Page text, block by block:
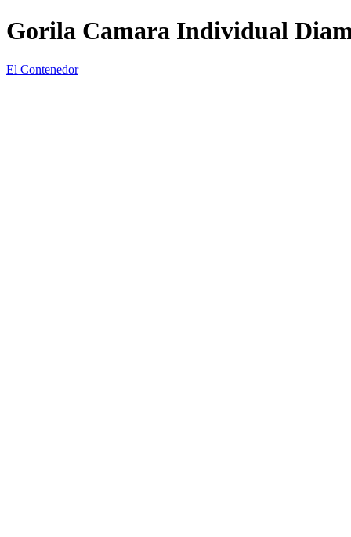
Gorila Camara Individual
El Contenedor